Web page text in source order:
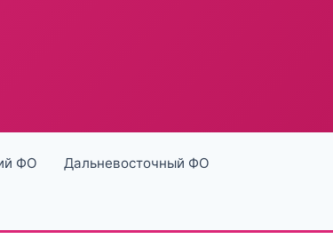
ФО Дальневосточный ФО